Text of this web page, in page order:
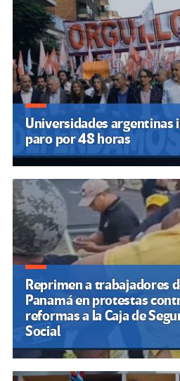
Universidades argentinas
paro por 48 horas
Reprimen a trabajadores
Panamá en protestas
reformas a la Caja de
Social